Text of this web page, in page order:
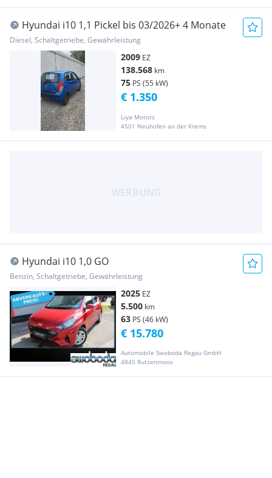
Hyundai i10 1,1 Pickel bis 03/2026+ 4 Monate
Diesel, Schaltgetriebe, Gewährleistung
2009 EZ
138.568 km
75 PS (55 kW)
Liya Motors
4501 Neuhofen an der Krems
€ 1.350
Hyundai i10 1,0 GO
Benzin, Schaltgetriebe, Gewährleistung
2025 EZ
5.500 km
63 PS (46 kW)
Automobile Swoboda Regau GmbH
4845 Rutzenmoos
€ 15.780